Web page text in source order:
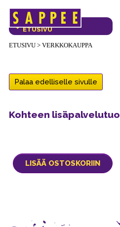
Päävalikko
ETUSIVU> VERKKOKAUPPA
VERKKOKAUPAN
ETUSIVU
Palaa edelliselle sivulle
Kohteen